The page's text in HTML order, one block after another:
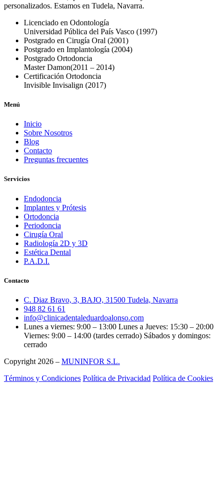
personalizados. Estamos en Tudela, Navarra.
Licenciado en Odontología
Universidad Pública del País Vasco (1997)
Postgrado en Cirugía Oral (2001)
Postgrado en Implantología (2004)
Postgrado Ortodoncia
Master Damon(2011 – 2014)
Certificación Ortodoncia
Invisible Invisalign (2017)
Menú
Inicio
Sobre Nosotros
Blog
Contacto
Preguntas frecuentes
Servicios
Endodoncia
Implantes y Prótesis
Ortodoncia
Periodoncia
Cirugía Oral
Radiología 2D y 3D
Estética Dental
P.A.D.I.
Contacto
C. Diaz Bravo, 3, BAJO, 31500 Tudela, Navarra
948 82 61 61
info@clinicadentaleduardoalonso.com
Lunes a viernes: 9:00 – 13:00 Lunes a Jueves: 15:30 – 20:00
Viernes: 9:00 – 14:00 (tardes cerrado) Sábados y domingos:
cerrado
Copyright 2026 – MUNINFOR S.L.
Términos y Condiciones Política de Privacidad Política de Cookies